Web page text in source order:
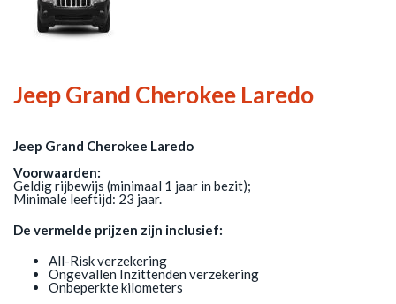
Jeep Grand Cherokee Laredo
Jeep Grand Cherokee Laredo
Voorwaarden:
Geldig rijbewijs (minimaal 1 jaar in bezit);
Minimale leeftijd: 23 jaar.
De vermelde prijzen zijn inclusief:
All-Risk verzekering
Ongevallen Inzittenden verzekering
Onbeperkte kilometers